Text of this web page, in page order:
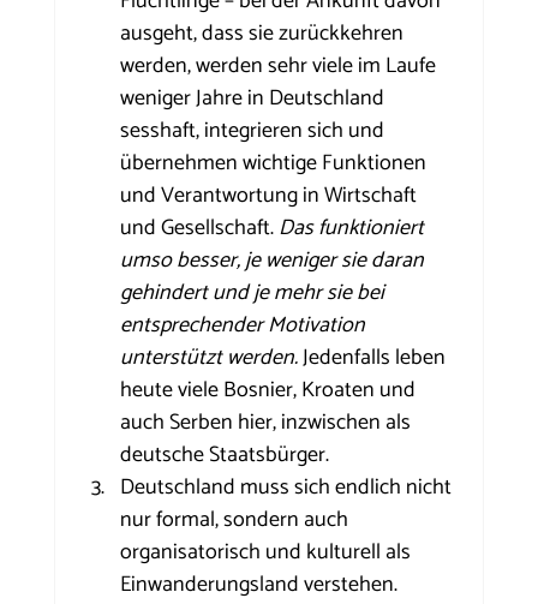
ausgeht, dass sie zurückkehren
werden, werden sehr viele im Laufe
weniger Jahre in Deutschland
sesshaft, integrieren sich und
übernehmen wichtige Funktionen
und Verantwortung in Wirtschaft
und Gesellschaft. Das funktioniert
umso besser, je weniger sie daran
gehindert und je mehr sie bei
entsprechender Motivation
unterstützt werden. Jedenfalls leben
heute viele Bosnier, Kroaten und
auch Serben hier, inzwischen als
deutsche Staatsbürger.
Deutschland muss sich endlich nicht
nur formal, sondern auch
organisatorisch und kulturell als
Einwanderungsland verstehen.